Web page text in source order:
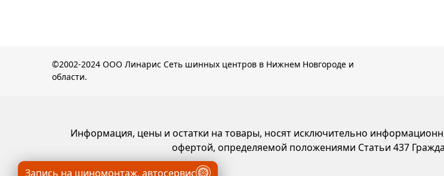
©2002-2024 ООО Линарис Сеть шинных центров в Нижнем Новгороде и
области.
Информация, цены и остатки на товары, носят исключительно
офертой, определяемой положениями Статьи 437
Запись на шиномонтаж, автосервис